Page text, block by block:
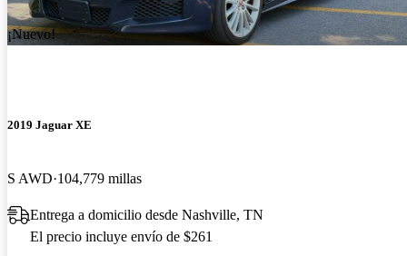
¡Nuevo!
2019 Jaguar XE
S AWD 104,779 millas
Entrega a domicilio desde Nashville, TN
El precio incluye envío de $261